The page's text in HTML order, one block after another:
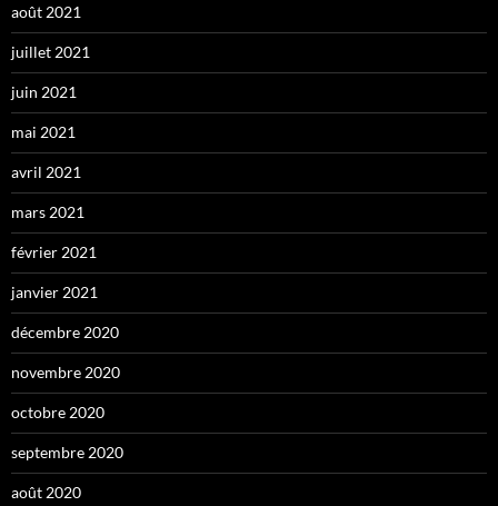
août 2021
juillet 2021
juin 2021
mai 2021
avril 2021
mars 2021
février 2021
janvier 2021
décembre 2020
novembre 2020
octobre 2020
septembre 2020
août 2020